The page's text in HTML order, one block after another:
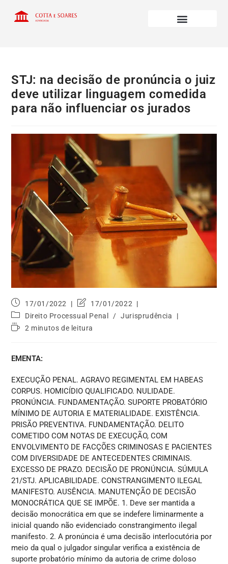
STJ: na decisão de pronúncia o juiz
deve utilizar linguagem comedida
para não influenciar os jurados
17/01/2022
17/01/2022
Direito Processual Penal
/ Jurisprudência
2 minutos de leitura
EMENTA:
EXECUÇÃO PENAL. AGRAVO REGIMENTAL EM HABEAS
CORPUS. HOMICÍDIO QUALIFICADO. NULIDADE.
PRONÚNCIA. FUNDAMENTAÇÃO. SUPORTE PROBATÓRIO
MÍNIMO DE AUTORIA E MATERIALIDADE. EXISTÊNCIA.
PRISÃO PREVENTIVA. FUNDAMENTAÇÃO. DELITO
COMETIDO COM NOTAS DE EXECUÇÃO, COM
ENVOLVIMENTO DE FACÇÕES CRIMINOSAS E PACIENTES
COM DIVERSIDADE DE ANTECEDENTES CRIMINAIS.
EXCESSO DE PRAZO. DECISÃO DE PRONÚNCIA. SÚMULA
21/STJ. APLICABILIDADE. CONSTRANGIMENTO ILEGAL
MANIFESTO. AUSÊNCIA. MANUTENÇÃO DE DECISÃO
MONOCRÁTICA QUE SE IMPÕE. 1. Deve ser mantida a
decisão monocrática em que se indefere liminarmente a
inicial quando não evidenciado constrangimento ilegal
manifesto. 2. A pronúncia é uma decisão interlocutória por
meio da qual o julgador singular verifica a existência de
suporte probatório mínimo da autoria de crime doloso